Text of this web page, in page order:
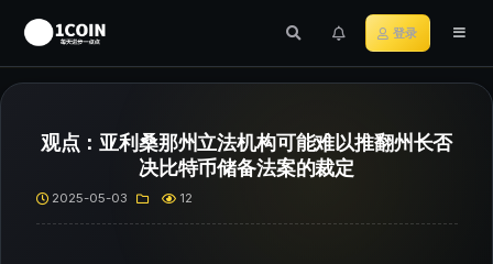
登录
观点：亚利桑那州立法机构可能难以推翻州长否
决比特币储备法案的裁定
2025-05-03 12